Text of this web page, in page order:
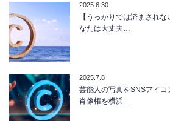
2025.6.30
【うっかりでは済まされ
なたは大丈夫…
2025.7.8
芸能人の写真をSNSアイ
肖像権を横浜…